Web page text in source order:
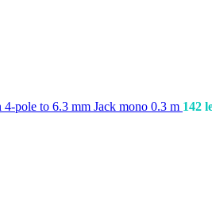
pole to 6.3 mm Jack mono 0.3 m 142